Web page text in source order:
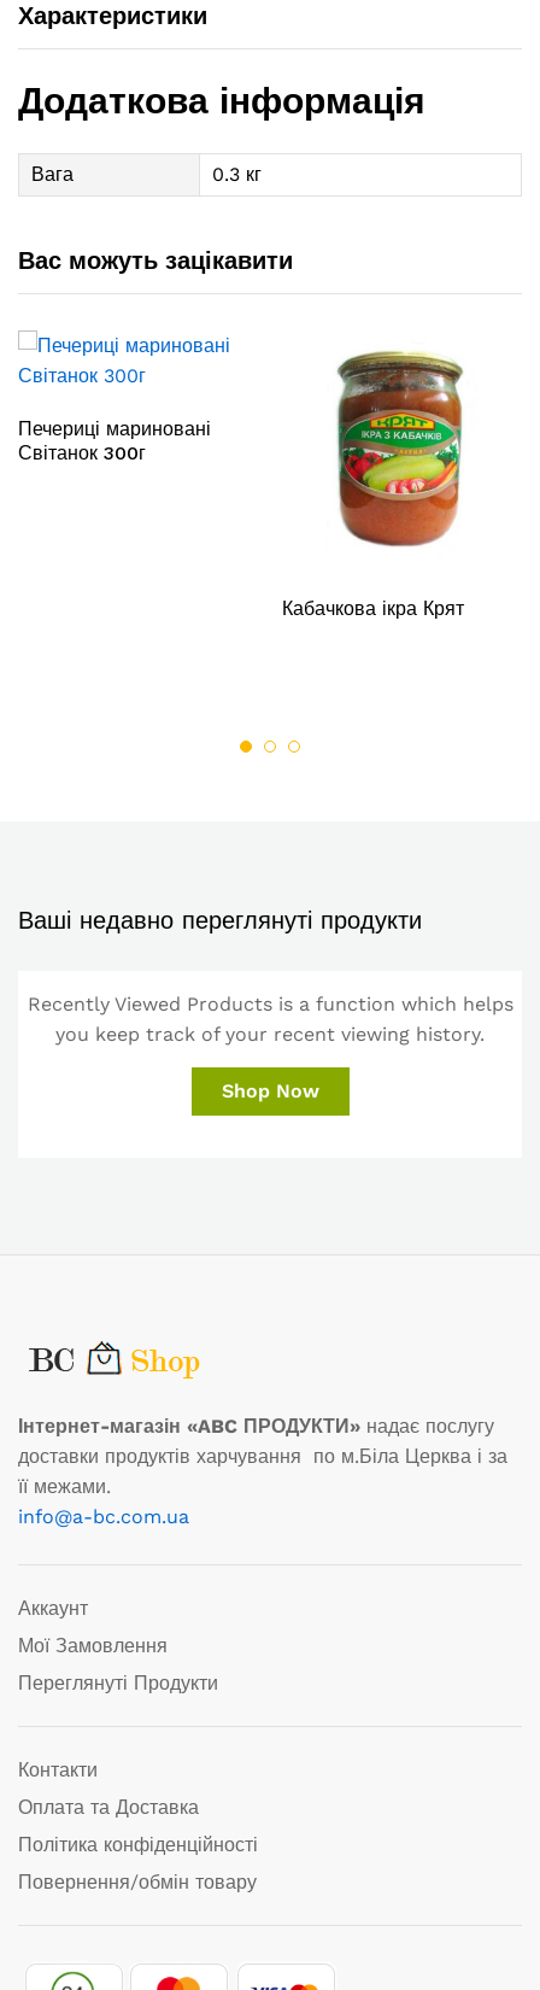
Характеристики
Додаткова інформація
Вага 0.3 кг
Вас можуть зацікавити
Печериці мариновані
Світанок 300г
Кабачкова ікра Крят
Ваші недавно переглянуті продукти
Recently Viewed Products is a function which helps
you keep track of your recent viewing history.
Shop Now
Інтернет-магазін «ABC ПРОДУКТИ» надає послугу
доставки продуктів харчування по м.Біла Церква і за
її межами.
info@a-bc.com.ua
Аккаунт
Мої Замовлення
Переглянуті Продукти
Контакти
Оплата та Доставка
Політика конфіденційності
Повернення/обмін товару